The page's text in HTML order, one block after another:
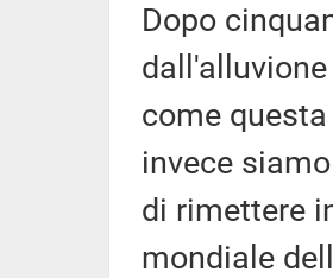
Dopo
come
invece
di rimettere
mondiale